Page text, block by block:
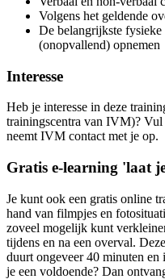
Volgens het geldende
De belangrijkste
(onopvallend) opnemen
Interesse
Heb je interesse in deze
trainingscentra van IVM)?
neemt IVM contact met je op.
Gratis e-learning 'laat
Je kunt ook een gratis online
hand van filmpjes en
zoveel mogelijk kunt
tijdens en na een overval. Deze
duurt ongeveer 40 minuten en
je een voldoende? Dan